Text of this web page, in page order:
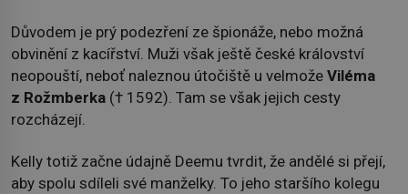
Důvodem je prý podezření ze špionáže, nebo možná
obvinění z kacířství. Muži však ještě české království
neopouští, neboť naleznou útočiště u velmože Viléma
z Rožmberka († 1592). Tam se však jejich cesty
rozcházejí.
Kelly totiž začne údajně Deemu tvrdit, že andělé si přejí,
aby spolu sdíleli své manželky. To jeho staršího kolegu